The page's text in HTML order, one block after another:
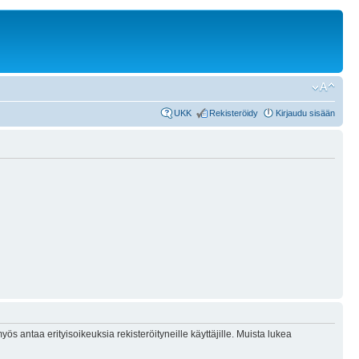
UKK Rekisteröidy Kirjaudu sisään
antaa erityisoikeuksia rekisteröityneille käyttäjille. Muista lukea